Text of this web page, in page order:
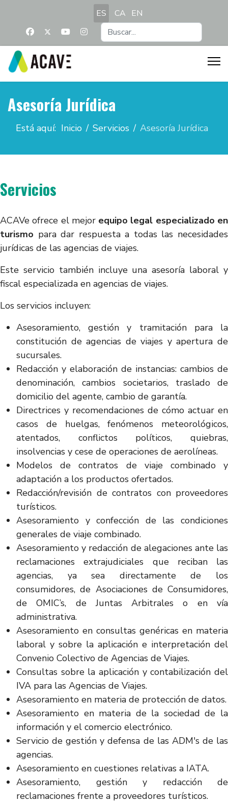
Seleccione su idioma
ES CA EN
Asesoría Jurídica
Está aquí: Inicio Servicios Asesoría Jurídica
Servicios
ACAVe ofrece el mejor equipo legal especializado en
turismo para dar respuesta a todas las necesidades
jurídicas de las agencias de viajes.
Este servicio también incluye una asesoría laboral y
fiscal especializada en agencias de viajes.
Los servicios incluyen:
Asesoramiento, gestión y tramitación para la
constitución de agencias de viajes y apertura de
sucursales.
Redacción y elaboración de instancias: cambios de
denominación, cambios societarios, traslado de
domicilio del agente, cambio de garantía.
Directrices y recomendaciones de cómo actuar en
casos de huelgas, fenómenos meteorológicos,
atentados, conflictos políticos, quiebras,
insolvencias y cese de operaciones de aerolíneas.
Modelos de contratos de viaje combinado y
adaptación a los productos ofertados.
Redacción/revisión de contratos con proveedores
turísticos.
Asesoramiento y confección de las condiciones
generales de viaje combinado.
Asesoramiento y redacción de alegaciones ante las
reclamaciones extrajudiciales que reciban las
agencias, ya sea directamente de los
consumidores, de Asociaciones de Consumidores,
de OMIC’s, de Juntas Arbitrales o en vía
administrativa.
Asesoramiento en consultas genéricas en materia
laboral y sobre la aplicación e interpretación del
Convenio Colectivo de Agencias de Viajes.
Consultas sobre la aplicación y contabilización del
IVA para las Agencias de Viajes.
Asesoramiento en materia de protección de datos.
Asesoramiento en materia de la sociedad de la
información y el comercio electrónico.
Servicio de gestión y defensa de las ADM's de las
agencias.
Asesoramiento en cuestiones relativas a IATA.
Asesoramiento, gestión y redacción de
reclamaciones frente a proveedores turísticos.